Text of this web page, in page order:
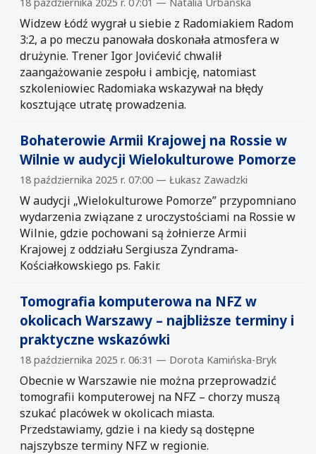
Widzew Łódź wygrał u siebie z Radomiakiem Radom
3:2, a po meczu panowała doskonała atmosfera w
drużynie. Trener Igor Jovićević chwalił
zaangażowanie zespołu i ambicję, natomiast
szkoleniowiec Radomiaka wskazywał na błędy
kosztujące utratę prowadzenia.
Bohaterowie Armii Krajowej na Rossie w
Wilnie w audycji Wielokulturowe Pomorze
18 października 2025 r. 07:00 — Łukasz Zawadzki
W audycji „Wielokulturowe Pomorze” przypomniano
wydarzenia związane z uroczystościami na Rossie w
Wilnie, gdzie pochowani są żołnierze Armii
Krajowej z oddziału Sergiusza Zyndrama-
Kościałkowskiego ps. Fakir.
Tomografia komputerowa na NFZ w
okolicach Warszawy – najbliższe terminy i
praktyczne wskazówki
18 października 2025 r. 06:31 — Dorota Kamińska-Bryk
Obecnie w Warszawie nie można przeprowadzić
tomografii komputerowej na NFZ – chorzy muszą
szukać placówek w okolicach miasta.
Przedstawiamy, gdzie i na kiedy są dostępne
najszybsze terminy NFZ w regionie.